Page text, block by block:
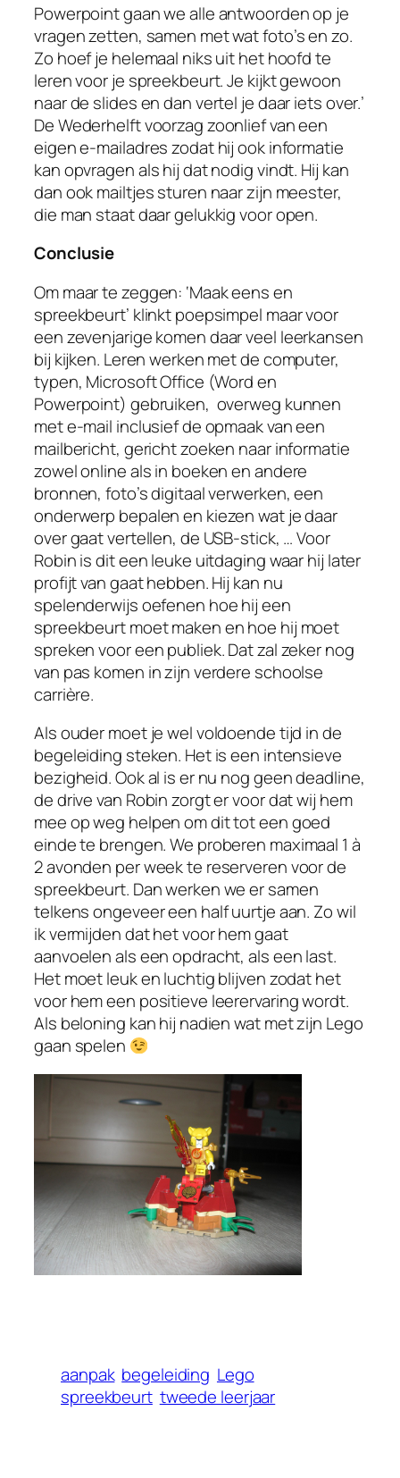
Powerpoint gaan we alle antwoorden op je
vragen zetten, samen met wat foto’s en zo.
Zo hoef je helemaal niks uit het hoofd te
leren voor je spreekbeurt. Je kijkt gewoon
naar de slides en dan vertel je daar iets over.’
De Wederhelft voorzag zoonlief van een
eigen e-mailadres zodat hij ook informatie
kan opvragen als hij dat nodig vindt. Hij kan
dan ook mailtjes sturen naar zijn meester,
die man staat daar gelukkig voor open.
Conclusie
Om maar te zeggen: ‘Maak eens en
spreekbeurt’ klinkt poepsimpel maar voor
een zevenjarige komen daar veel leerkansen
bij kijken. Leren werken met de computer,
typen, Microsoft Office (Word en
Powerpoint) gebruiken, overweg kunnen
met e-mail inclusief de opmaak van een
mailbericht, gericht zoeken naar informatie
zowel online als in boeken en andere
bronnen, foto’s digitaal verwerken, een
onderwerp bepalen en kiezen wat je daar
over gaat vertellen, de USB-stick, … Voor
Robin is dit een leuke uitdaging waar hij later
profijt van gaat hebben. Hij kan nu
spelenderwijs oefenen hoe hij een
spreekbeurt moet maken en hoe hij moet
spreken voor een publiek. Dat zal zeker nog
van pas komen in zijn verdere schoolse
carrière.
Als ouder moet je wel voldoende tijd in de
begeleiding steken. Het is een intensieve
bezigheid. Ook al is er nu nog geen deadline,
de drive van Robin zorgt er voor dat wij hem
mee op weg helpen om dit tot een goed
einde te brengen. We proberen maximaal 1 à
2 avonden per week te reserveren voor de
spreekbeurt. Dan werken we er samen
telkens ongeveer een half uurtje aan. Zo wil
ik vermijden dat het voor hem gaat
aanvoelen als een opdracht, als een last.
Het moet leuk en luchtig blijven zodat het
voor hem een positieve leerervaring wordt.
Als beloning kan hij nadien wat met zijn Lego
gaan spelen
aanpak begeleiding Lego
spreekbeurt tweede leerjaar